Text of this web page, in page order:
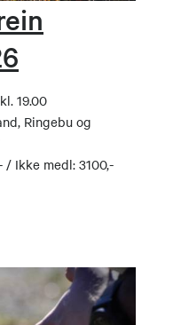
19.00
Ringebu og
/ Ikke medl: 3100,-